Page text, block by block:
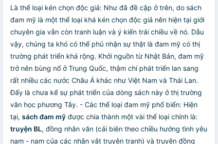
Là thể loại kén chọn độc giả: Như đã đề cập ở trên, do sách
đam mỹ là một thể loại khá kén chọn độc giả nên hiện tại giới
chuyên gia vẫn còn tranh luận và ý kiến trái chiều về nó. Dẫu
vậy, chúng ta khó có thể phủ nhận sự thật là đam mỹ có thị
trường phát triển khá rộng. Khởi nguồn từ Nhật Bản, đam mỹ
trở nên bùng nổ ở Trung Quốc, thậm chí phát triển lan sang
rất nhiều các nước Châu Á khác như Việt Nam và Thái Lan.
Đấy là chưa kể sự phát triển của dòng sách này ở thị trường
văn học phương Tây. - Các thể loại đam mỹ phổ biến: Hiện
tại, sách đam mỹ được chia thành một vài thể loại chính là:
truyện BL, đồng nhân văn (cải biên theo chiều hướng tình yêu
nam - nam của các nhân vật truyện tranh) và truyện đồng